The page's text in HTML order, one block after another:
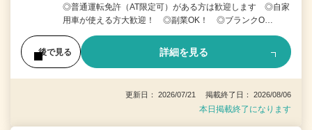
◎普通運転免許（AT限定可）がある方は歓迎します ◎自家
用車が使える方大歓迎！ ◎副業OK！ ◎ブランクO…
後で見る 詳細を見る
更新日： 2026/07/21 掲載終了日： 2026/08/06
本日掲載終了になります